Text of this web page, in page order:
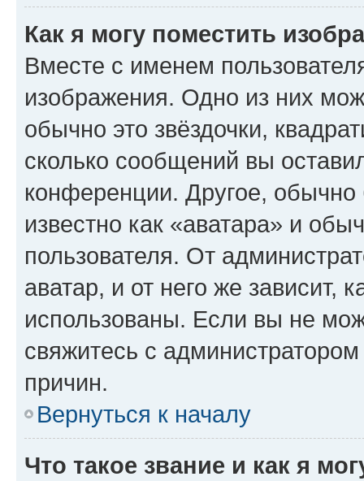
Как я могу поместить
Вместе с именем
изображения. Одно из них
обычно это звёздочки,
сколько сообщений вы
конференции. Другое,
известно как «аватара» и
пользователя. От
аватар, и от него же зависит,
использованы. Если вы не
свяжитесь с
причин.
Вернуться к началу
Что такое звание и как я